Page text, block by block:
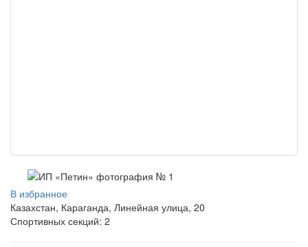
В избранное
Казахстан, Караганда, Линейная улица, 20
Спортивных секций: 2